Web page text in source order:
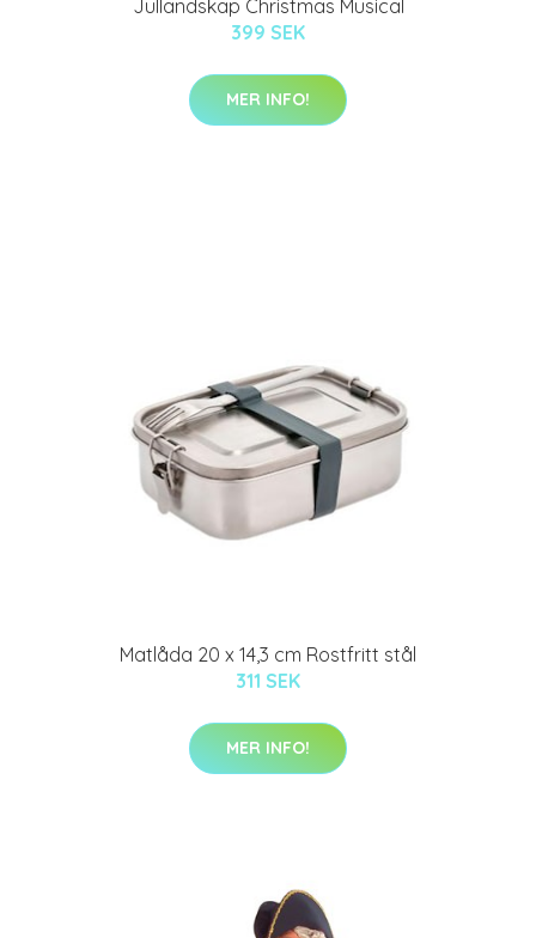
Jullandskap Christmas Musical
399 SEK
MER INFO!
Matlåda 20 x 14,3 cm Rostfritt stål
311 SEK
MER INFO!